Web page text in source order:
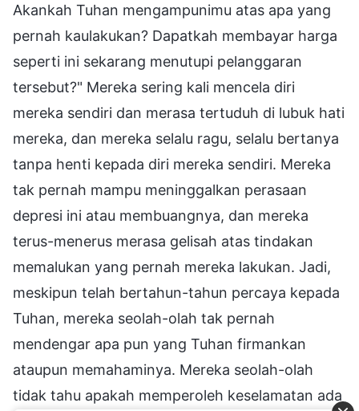
Akankah Tuhan mengampunimu atas apa yang
pernah kaulakukan? Dapatkah membayar harga
seperti ini sekarang menutupi pelanggaran
tersebut?" Mereka sering kali mencela diri
mereka sendiri dan merasa tertuduh di lubuk hati
mereka, dan mereka selalu ragu, selalu bertanya
tanpa henti kepada diri mereka sendiri. Mereka
tak pernah mampu meninggalkan perasaan
depresi ini atau membuangnya, dan mereka
terus-menerus merasa gelisah atas tindakan
memalukan yang pernah mereka lakukan. Jadi,
meskipun telah bertahun-tahun percaya kepada
Tuhan, mereka seolah-olah tak pernah
mendengar apa pun yang Tuhan firmankan
ataupun memahaminya. Mereka seolah-olah
tidak tahu apakah memperoleh keselamatan ada